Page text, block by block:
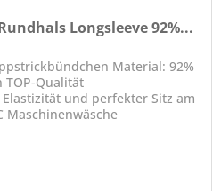
Longsleeve 92%...
Material: 92%
TOP-Qualität
und perfekter Sitz am
Maschinenwäsche